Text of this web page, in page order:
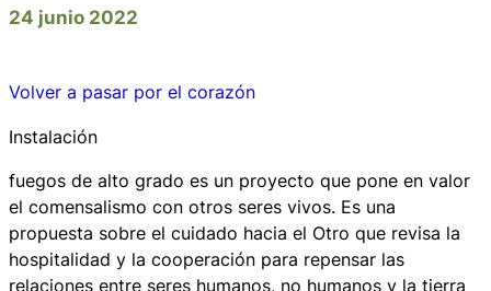
24 junio 2022
Volver a pasar por el corazón
Instalación
fuegos de alto grado es un proyecto que pone en valor
el comensalismo con otros seres vivos. Es una
propuesta sobre el cuidado hacia el Otro que revisa la
hospitalidad y la cooperación para repensar las
relaciones entre seres humanos, no humanos y la tierra